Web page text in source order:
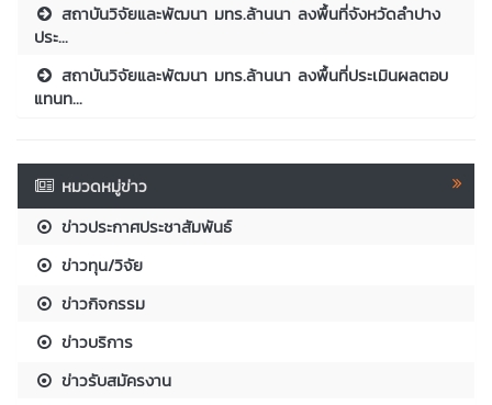
สถาบันวิจัยและพัฒนา มทร.ล้านนา ลงพื้นที่จังหวัดลำปาง
ประ...
สถาบันวิจัยและพัฒนา มทร.ล้านนา ลงพื้นที่ประเมินผลตอบ
แทนท...
หมวดหมู่ข่าว
ข่าวประกาศประชาสัมพันธ์
ข่าวทุน/วิจัย
ข่าวกิจกรรม
ข่าวบริการ
ข่าวรับสมัครงาน